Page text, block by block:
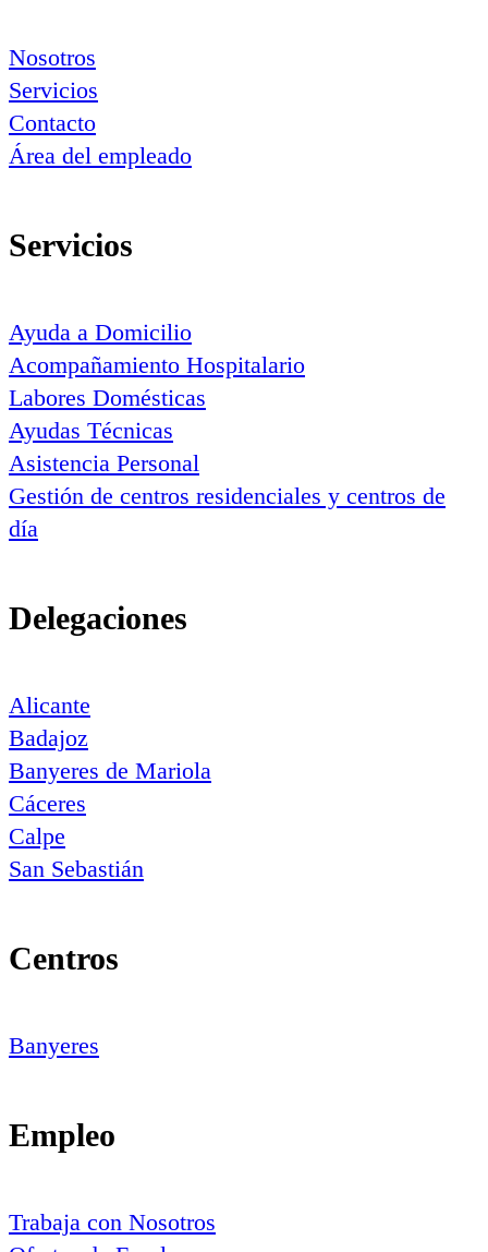
Nosotros
Servicios
Contacto
Área del empleado
Servicios
Ayuda a Domicilio
Acompañamiento Hospitalario
Labores Domésticas
Ayudas Técnicas
Asistencia Personal
Gestión de centros residenciales y centros de
día
Delegaciones
Alicante
Badajoz
Banyeres de Mariola
Cáceres
Calpe
San Sebastián
Centros
Banyeres
Empleo
Trabaja con Nosotros